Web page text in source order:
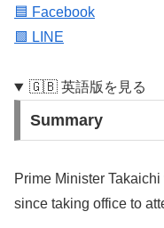
🟦 Facebook
🟩 LINE
🇬🇧 英語版を見る
Summary
Prime Minister
since taking office to